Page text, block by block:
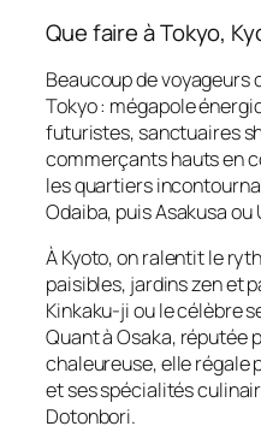
Que faire à Tokyo,
Beaucoup de
Tokyo : mégapole
futuristes, sanctuaires
commerçants hauts en
les quartiers
Odaiba, puis Asakusa ou
À Kyoto, on ralentit le
paisibles, jardins zen et
Kinkaku-ji ou le célèbre
Quant à Osaka, réputée
chaleureuse, elle régale
et ses spécialités
Dotonbori.